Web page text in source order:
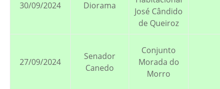
30/09/2024 Diorama
José Cândido
de Queiroz
27/09/2024
Senador
Canedo
Conjunto
Morada do
Morro